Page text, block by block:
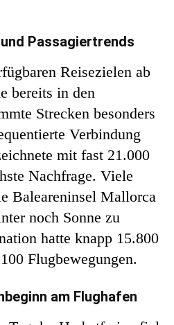
Passagiertrends
Reisezielen ab
bereits in den
Strecken besonders
Verbindung
mit fast 21.000
Nachfrage. Viele
Baleareninsel Mallorca
noch Sonne zu
hatte knapp 15.800
Flugbewegungen.
am Flughafen